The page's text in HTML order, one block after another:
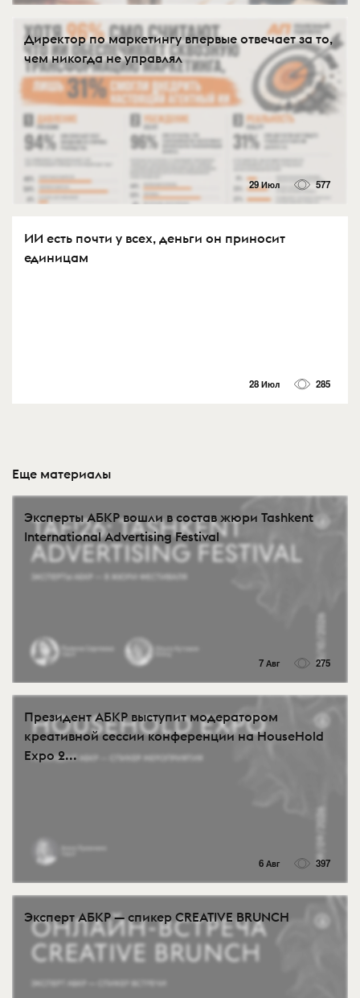
Директор по маркетингу впервые отвечает за то,
чем никогда не управлял
29 Июл 577
ИИ есть почти у всех, деньги он приносит
единицам
28 Июл 285
Еще материалы
Эксперты АБКР вошли в состав жюри Tashkent
International Advertising Festival
7 Авг 275
Президент АБКР выступит модератором
креативной сессии конференции на HouseHold
Expo 2...
6 Авг 397
Эксперт АБКР — спикер CREATIVE BRUNCH